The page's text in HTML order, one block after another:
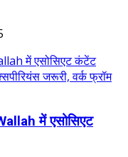
में एसोसिएट